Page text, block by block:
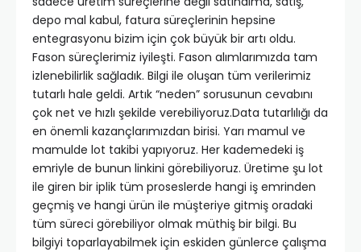
depo mal kabul, fatura süreçlerinin hepsine
entegrasyonu bizim için çok büyük bir artı oldu.
Fason süreçlerimiz iyileşti. Fason alımlarımızda tam
izlenebilirlik sağladık. Bilgi ile oluşan tüm verilerimiz
tutarlı hale geldi. Artık “neden” sorusunun cevabını
çok net ve hızlı şekilde verebiliyoruz.Data tutarlılığı da
en önemli kazançlarımızdan birisi. Yarı mamul ve
mamulde lot takibi yapıyoruz. Her kademedeki iş
emriyle de bunun linkini görebiliyoruz. Üretime şu lot
ile giren bir iplik tüm proseslerde hangi iş emrinden
geçmiş ve hangi ürün ile müşteriye gitmiş oradaki
tüm süreci görebiliyor olmak müthiş bir bilgi. Bu
bilgiyi toparlayabilmek için eskiden günlerce çalışma